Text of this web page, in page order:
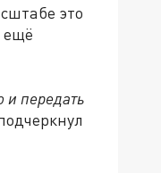
это
ещё
и передать